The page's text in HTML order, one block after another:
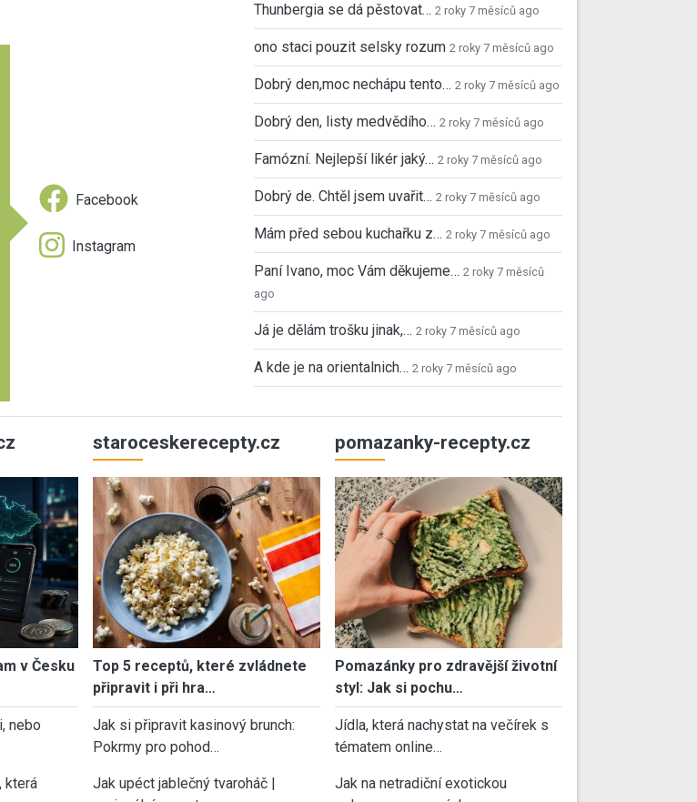
Facebook
Instagram
Thunbergia se dá pěstovat… 2 roky 7 měsíců ago
ono staci pouzit selsky rozum 2 roky 7 měsíců ago
Dobrý den,moc nechápu tento… 2 roky 7 měsíců ago
Dobrý den, listy medvědího… 2 roky 7 měsíců ago
Famózní. Nejlepší likér jaký… 2 roky 7 měsíců ago
Dobrý de. Chtěl jsem uvařit… 2 roky 7 měsíců ago
Mám před sebou kuchařku z… 2 roky 7 měsíců ago
Paní Ivano, moc Vám děkujeme… 2 roky 7 měsíců
ago
Já je dělám trošku jinak,… 2 roky 7 měsíců ago
A kde je na orientalnich… 2 roky 7 měsíců ago
v Česku
nebo
která
staroceskerecepty.cz
Top 5 receptů, které zvládnete
připravit i při hra…
Jak si připravit kasinový brunch:
Pokrmy pro pohod…
Jak upéct jablečný tvaroháč |
pomazanky-recepty.cz
Pomazánky pro zdravější životní
styl: Jak si pochu…
Jídla, která nachystat na večírek s
tématem online…
Jak na netradiční exotickou